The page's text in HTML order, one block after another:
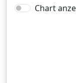
Chart